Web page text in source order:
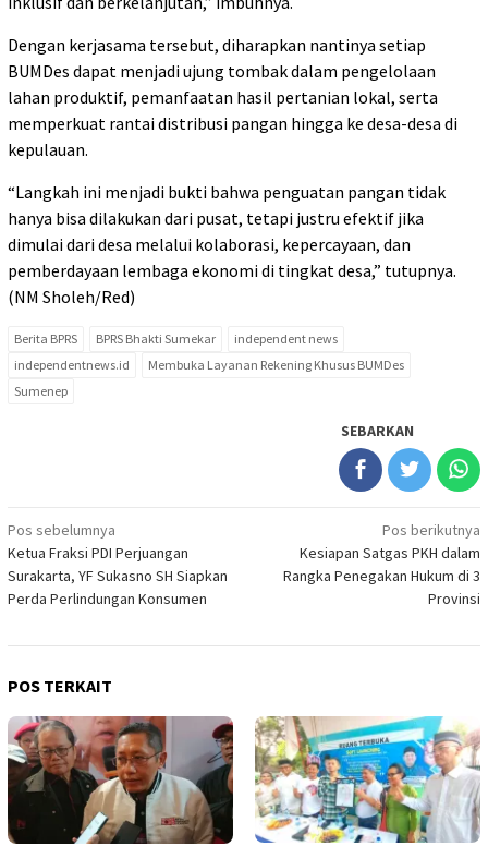
Dengan kerjasama tersebut, diharapkan nantinya setiap
BUMDes dapat menjadi ujung tombak dalam pengelolaan
lahan produktif, pemanfaatan hasil pertanian lokal, serta
memperkuat rantai distribusi pangan hingga ke desa-desa di
kepulauan.
“Langkah ini menjadi bukti bahwa penguatan pangan tidak
hanya bisa dilakukan dari pusat, tetapi justru efektif jika
dimulai dari desa melalui kolaborasi, kepercayaan, dan
pemberdayaan lembaga ekonomi di tingkat desa,” tutupnya.
(NM Sholeh/Red)
Berita BPRS BPRS Bhakti Sumekar
independent news
independentnews.id
Membuka Layanan Rekening Khusus BUMDes
Sumenep
SEBARKAN
Navigasi
pos
Pos sebelumnya
Ketua Fraksi PDI Perjuangan
Surakarta, YF Sukasno SH Siapkan
Perda Perlindungan Konsumen
Pos berikutnya
Kesiapan Satgas PKH dalam
Rangka Penegakan Hukum di 3
Provinsi
POS TERKAIT